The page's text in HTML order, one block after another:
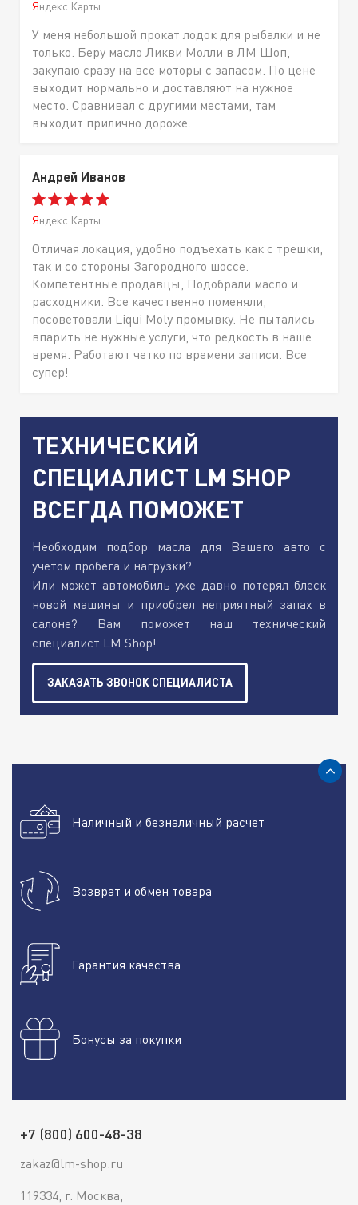
Яндекс.Карты
У меня небольшой прокат лодок для рыбалки и не
только. Беру масло Ликви Молли в ЛМ Шоп,
закупаю сразу на все моторы с запасом. По цене
выходит нормально и доставляют на нужное
место. Сравнивал с другими местами, там
выходит прилично дороже.
Андрей Иванов
Яндекс.Карты
Отличая локация, удобно подъехать как с трешки,
так и со стороны Загородного шоссе.
Компетентные продавцы, Подобрали масло и
расходники. Все качественно поменяли,
посоветовали Liqui Moly промывку. Не пытались
впарить не нужные услуги, что редкость в наше
время. Работают четко по времени записи. Все
супер!
ТЕХНИЧЕСКИЙ
СПЕЦИАЛИСТ LM SHOP
ВСЕГДА ПОМОЖЕТ
Необходим подбор масла для Вашего авто с
учетом пробега и нагрузки?
Или может автомобиль уже давно потерял блеск
новой машины и приобрел неприятный запах в
салоне? Вам поможет наш технический
специалист LM Shop!
ЗАКАЗАТЬ ЗВОНОК СПЕЦИАЛИСТА
Наличный и безналичный расчет
Возврат и обмен товара
Гарантия качества
Бонусы за покупки
+7 (800) 600-48-38
zakaz@lm-shop.ru
119334, г. Москва,